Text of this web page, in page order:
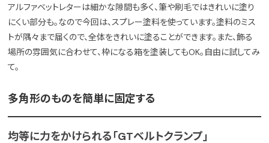
アルファベットレターは細かな隙間も多く、筆や刷毛ではきれいに塗り
にくい部分も。なので今回は、スプレー塗料を使っています。塗料のミス
トが隅々まで届くので、全体をきれいに塗ることができます。また、飾る
場所の雰囲気に合わせて、枠になる箱を塗装してもOK。自由に試してみ
て。
多角形のものを簡単に固定する
均等に力をかけられる「GTベルトクランプ」